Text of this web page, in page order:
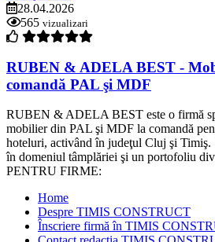
28.04.2026
565 vizualizari
RUBEN & ADELA BEST -
comandă PAL şi MDF
RUBEN & ADELA BEST este o firmă
mobilier din PAL şi MDF la comandă
hoteluri, activând în judeţul Cluj şi Timiş.
în domeniul tâmplăriei şi un portofoliu
PENTRU FIRME:
Home
Despre TIMIS CONSTRUCT
Înscriere firmă în TIMIS